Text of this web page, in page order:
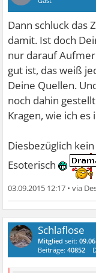
Dann schluck das
damit. Ist doch
nur darauf
gut ist, das weiß
Deine Quellen.
noch dahin
Kragen, wie ich
Diesbezüglich
Esoterisch
03.09.2015 12:17 •
Schlaflose
Mitglied seit:
Beiträge:40852